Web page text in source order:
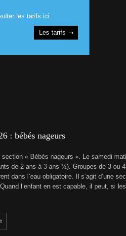
les tarifs ici
Les tarifs
: bébés nageurs
section « Bébés nageurs ». Le samedi
de 2 ans à 3 ans ½). Groupes de 3 ou
dans l’eau obligatoire. Il s’agit d’une
l’enfant en est capable, il peut, si